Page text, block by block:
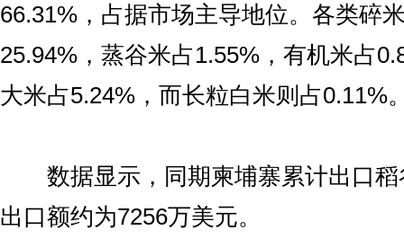
66.31%，占据市场主导地位。各类碎
25.94%，蒸谷米占1.55%，有机米占
大米占5.24%，而长粒白米则占0.11%
数据显示，同期柬埔寨累计出口稻
出口额约为7256万美元。